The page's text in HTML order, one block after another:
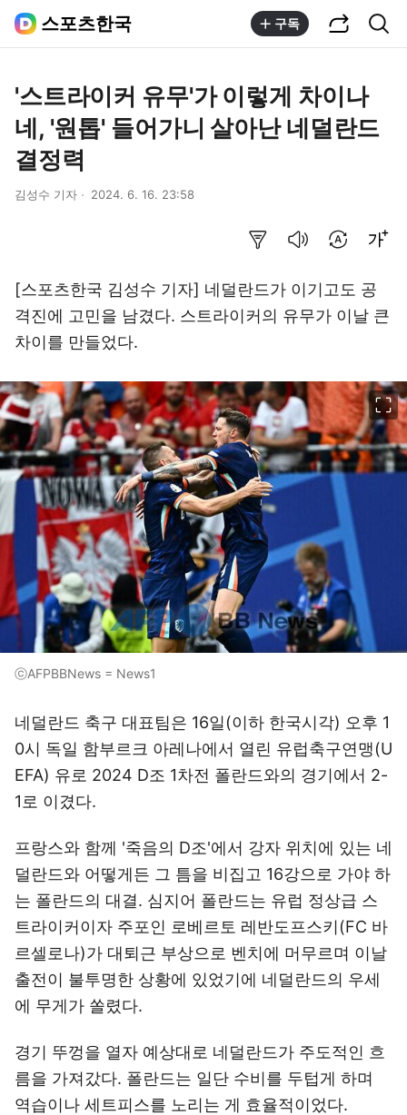
스포츠한국 구독
'스트라이커 유무'가 이렇게 차이나
네, '원톱' 들어가니 살아난 네덜란드
결정력
김성수 기자 2024. 6. 16. 23:58
[스포츠한국 김성수 기자] 네덜란드가 이기고도 공
격진에 고민을 남겼다. 스트라이커의 유무가 이날 큰
차이를 만들었다.
ⓒAFPBBNews = News1
네덜란드 축구 대표팀은 16일(이하 한국시각) 오후 1
0시 독일 함부르크 아레나에서 열린 유럽축구연맹(U
EFA) 유로 2024 D조 1차전 폴란드와의 경기에서 2-
1로 이겼다.
프랑스와 함께 '죽음의 D조'에서 강자 위치에 있는 네
덜란드와 어떻게든 그 틈을 비집고 16강으로 가야 하
는 폴란드의 대결. 심지어 폴란드는 유럽 정상급 스
트라이커이자 주포인 로베르토 레반도프스키(FC 바
르셀로나)가 대퇴근 부상으로 벤치에 머무르며 이날
출전이 불투명한 상황에 있었기에 네덜란드의 우세
에 무게가 쏠렸다.
경기 뚜껑을 열자 예상대로 네덜란드가 주도적인 흐
름을 가져갔다. 폴란드는 일단 수비를 두텁게 하며
역습이나 세트피스를 노리는 게 효율적이었다.